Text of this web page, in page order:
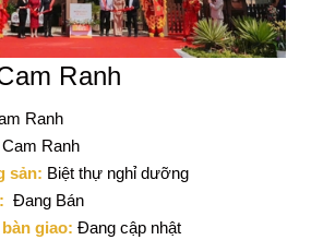
Ranh
Ranh
Ranh
sản: Biệt thự nghỉ dưỡng
Đang Bán
giao: Đang cập nhật